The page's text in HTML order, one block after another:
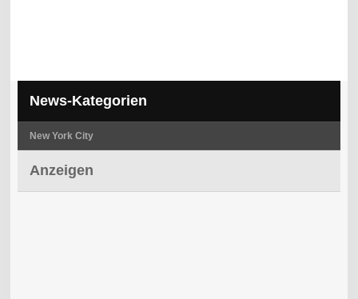
News-Kategorien
New York City
Anzeigen